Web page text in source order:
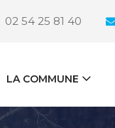
02 54 25 81 40
LA COMMUNE